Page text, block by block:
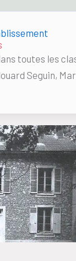
toutes les
Seguin,